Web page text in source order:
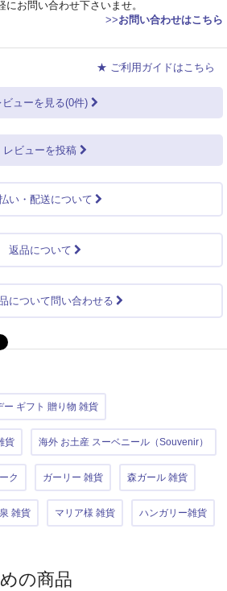
お問い合わせ下さいませ。
>>お問い合わせはこちら
★ ご利用ガイドはこちら
ビューを見る(0件)
レビューを投稿
い・配送について
返品について
について問い合わせる
ー ギフト 贈り物 雑貨
貨 海外 お土産 スーベニール（Souvenir）
ク ガーリー 雑貨 森ガール 雑貨
雑貨 マリア様 雑貨 ハンガリー雑貨
の商品